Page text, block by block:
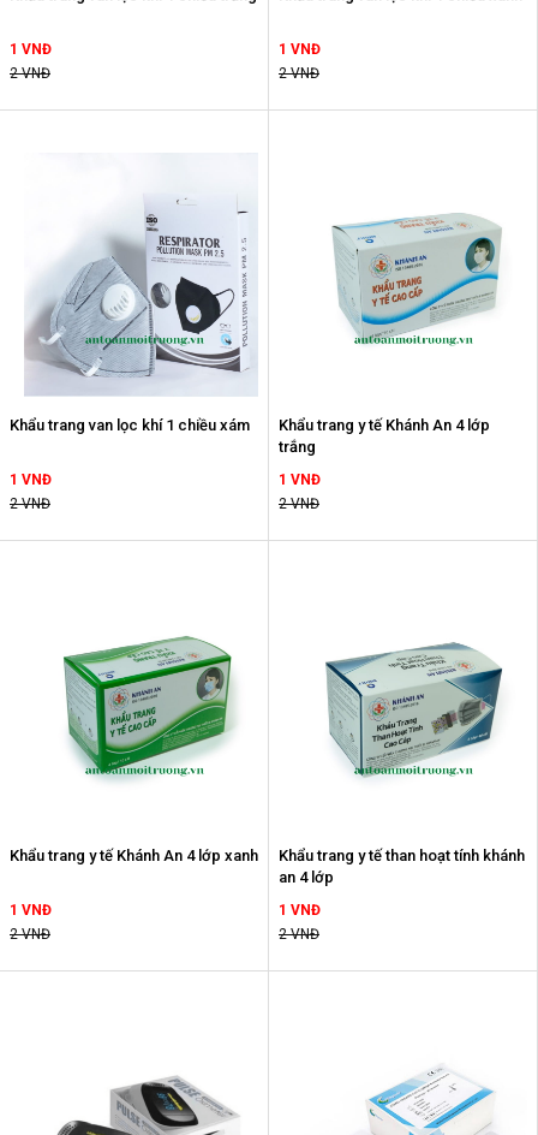
1 VNĐ
2 VNĐ
1 VNĐ
2 VNĐ
Khẩu trang van lọc khí 1 chiều xám
1 VNĐ
2 VNĐ
Khẩu trang y tế Khánh An 4 lớp
trắng
1 VNĐ
2 VNĐ
Khẩu trang y tế Khánh An 4 lớp xanh
1 VNĐ
2 VNĐ
Khẩu trang y tế than hoạt tính khánh
an 4 lớp
1 VNĐ
2 VNĐ